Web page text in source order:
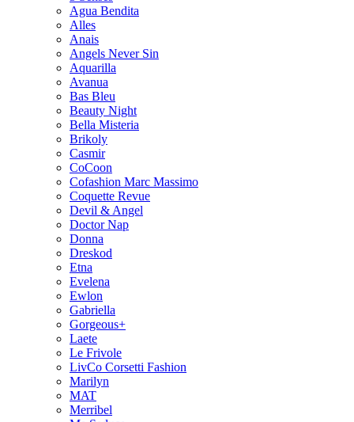
Agua Bendita
Alles
Anais
Angels Never Sin
Aquarilla
Avanua
Bas Bleu
Beauty Night
Bella Misteria
Brikoly
Casmir
CoCoon
Cofashion Marc Massimo
Coquette Revue
Devil & Angel
Doctor Nap
Donna
Dreskod
Etna
Evelena
Ewlon
Gabriella
Gorgeous+
Laete
Le Frivole
LivCo Corsetti Fashion
Marilyn
MAT
Merribel